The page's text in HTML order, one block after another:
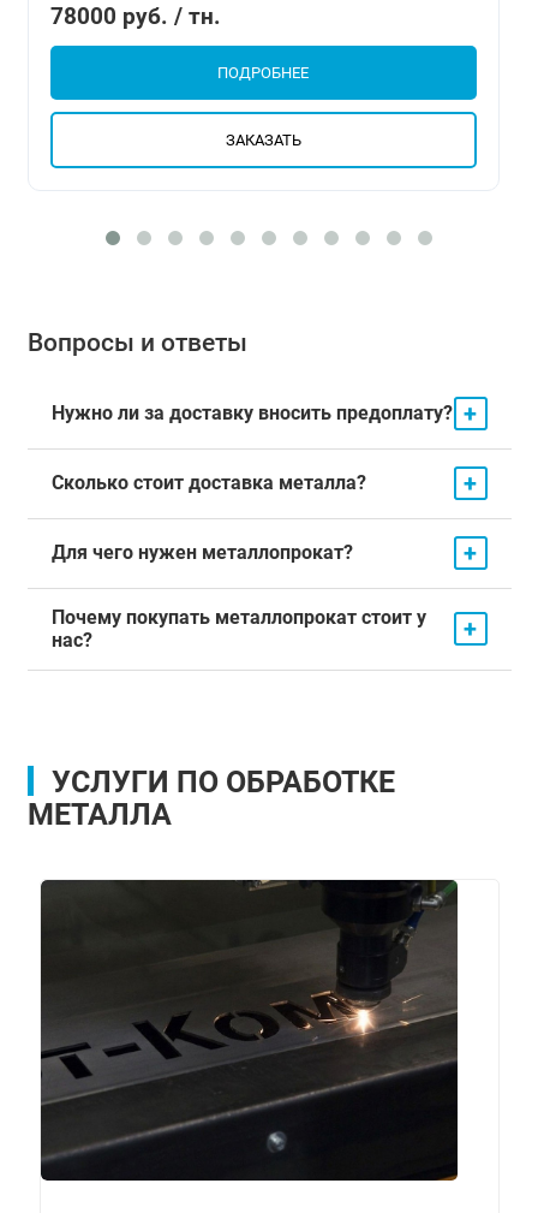
78000 руб. / тн.
ПОДРОБНЕЕ
ЗАКАЗАТЬ
Вопросы и ответы
Нужно ли за доставку вносить предоплату? +
Сколько стоит доставка металла? +
Для чего нужен металлопрокат? +
Почему покупать металлопрокат стоит у
нас?
+
УСЛУГИ ПО ОБРАБОТКЕ
МЕТАЛЛА